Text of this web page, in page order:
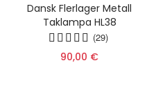
Dansk Flerlager Metall
Taklampa HL38
(29)
90,00 €